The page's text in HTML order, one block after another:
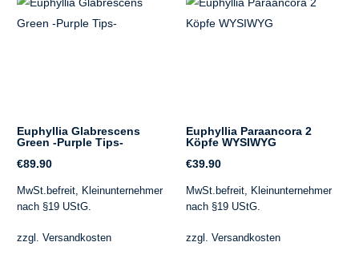
Euphyllia Glabrescens
Green -Purple Tips-
€89.90
MwSt.befreit, Kleinunternehmer
nach §19 UStG.
zzgl. Versandkosten
Euphyllia Paraancora 2
Köpfe WYSIWYG
€39.90
MwSt.befreit, Kleinunternehmer
nach §19 UStG.
zzgl.Versandkosten